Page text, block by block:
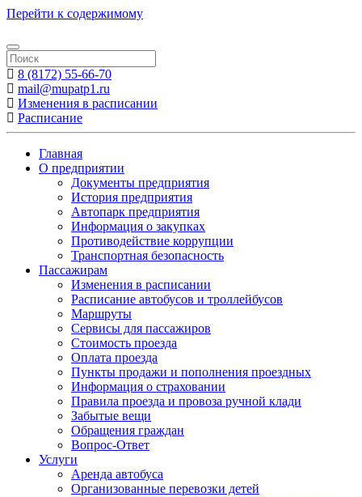
Перейти к содержимому
8 (8172) 55-66-70
mail@mupatp1.ru
Изменения в расписании
Расписание
Главная
О предприятии
Документы предприятия
История предприятия
Автопарк предприятия
Информация о закупках
Противодействие коррупции
Транспортная безопасность
Пассажирам
Изменения в расписании
Расписание автобусов и троллейбусов
Маршруты
Сервисы для пассажиров
Стоимость проезда
Оплата проезда
Пункты продажи и пополнения проездных
Информация о страховании
Правила проезда и провоза ручной клади
Забытые вещи
Обращения граждан
Вопрос-Ответ
Услуги
Аренда автобуса
Организованные перевозки детей